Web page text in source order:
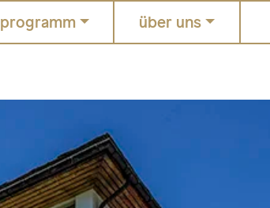
programm über uns